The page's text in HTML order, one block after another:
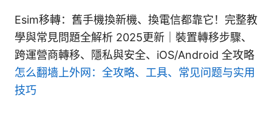
Esim移轉：舊手機換新機、換電信都靠它！完整教
學與常見問題全解析 2025更新｜裝置轉移步驟、
跨運營商轉移、隱私與安全、iOS/Android 全攻略
怎么翻墙上外网：全攻略、工具、常见问题与实用
技巧